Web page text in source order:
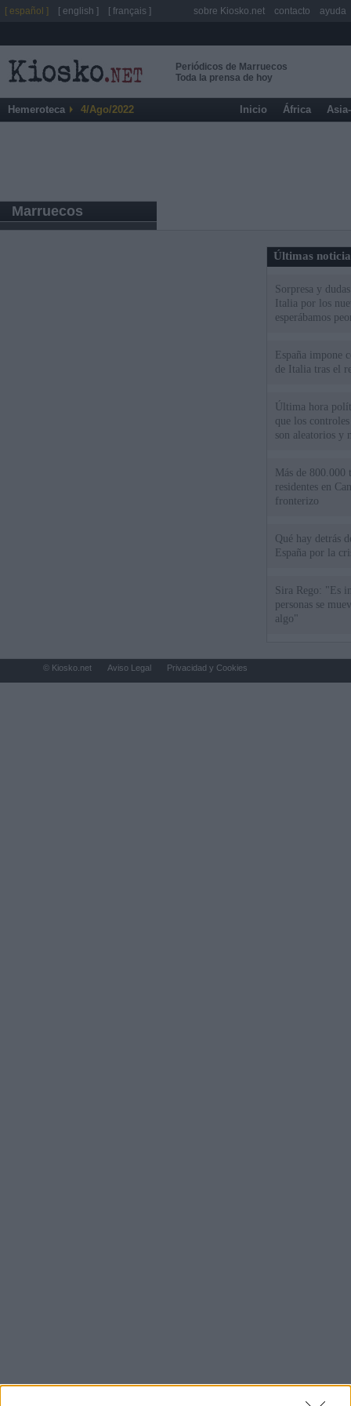
Periódicos de Marruecos
Toda la prensa de hoy
Hemeroteca 4/Ago/2022 Inicio África
Marruecos
Últimas
Sorpresa y
Italia por los
esperábamos
España impone
de Italia tras el
Última hora
que los
son aleatorios y
Más de 800.000
residentes en
fronterizo
Qué hay detrás
España por la
Sira Rego: "Es
personas se
algo"
[ español ] [ english ] [ français ] sobre Kiosko.net contacto ayuda
© Kiosko.net Aviso Legal Privacidad y Cookies